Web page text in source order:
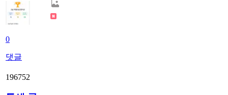
0
댓글
196752